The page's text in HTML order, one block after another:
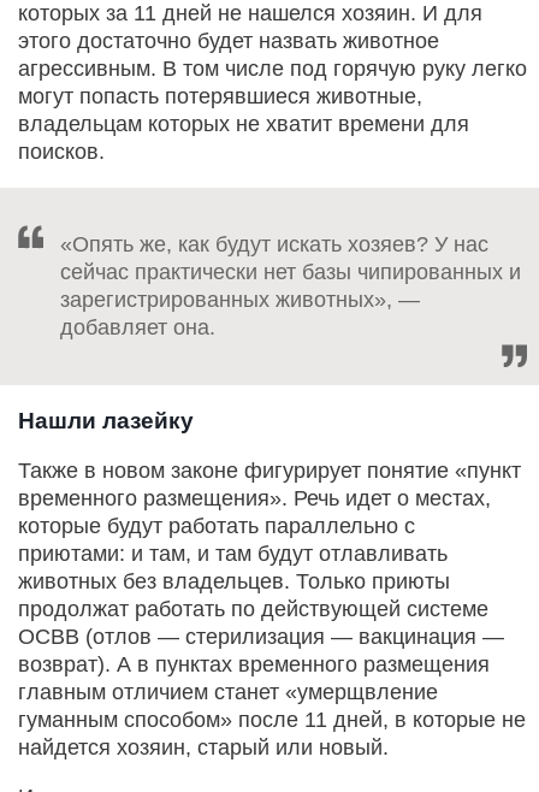
которых за 11 дней не нашелся хозяин. И для
этого достаточно будет назвать животное
агрессивным. В том числе под горячую руку легко
могут попасть потерявшиеся животные,
владельцам которых не хватит времени для
поисков.
«Опять же, как будут искать хозяев? У нас
сейчас практически нет базы чипированных и
зарегистрированных животных», —
добавляет она.
Нашли лазейку
Также в новом законе фигурирует понятие «пункт
временного размещения». Речь идет о местах,
которые будут работать параллельно с
приютами: и там, и там будут отлавливать
животных без владельцев. Только приюты
продолжат работать по действующей системе
ОСВВ (отлов — стерилизация — вакцинация —
возврат). А в пунктах временного размещения
главным отличием станет «умерщвление
гуманным способом» после 11 дней, в которые не
найдется хозяин, старый или новый.